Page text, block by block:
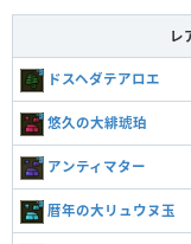
レ
ドスヘダテアロエ
悠久の大緋琥珀
アンティマター
暦年の大リュウヌ玉